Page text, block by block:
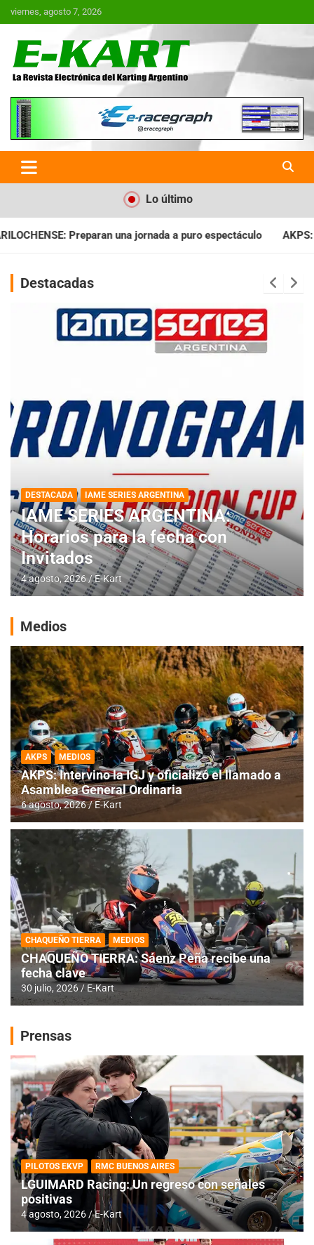
Saltar
al
viernes, agosto 7, 2026
E-Kart.com.ar | La Revista
Electrónica del Karting en
Argentina
Lo último
a puro espectáculo AKPS: Intervino la IGJ y oficializó el
Destacadas
DESTACADA IAME SERIES ARGENTINA
IAME SERIES ARGENTINA:
Horarios para la fecha con
Invitados
4 agosto, 2026 E-Kart
Medios
AKPS MEDIOS
AKPS: Intervino la IGJ y oficializó el llamado a
Asamblea General Ordinaria
6 agosto, 2026 E-Kart
CHAQUEÑO TIERRA MEDIOS
CHAQUEÑO TIERRA: Sáenz Peña recibe una
fecha clave
30 julio, 2026 E-Kart
Prensas
PILOTOS EKVP RMC BUENOS AIRES
LGUIMARD Racing: Un regreso con señales
positivas
4 agosto, 2026 E-Kart